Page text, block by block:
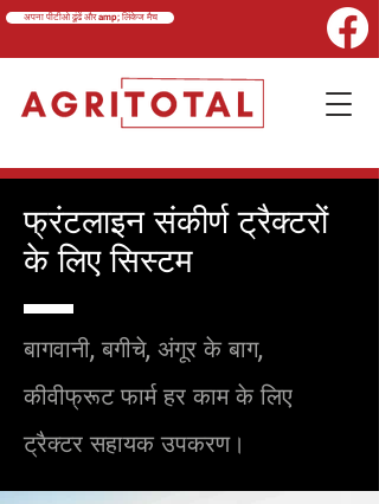
अपना पीटीओ ढूंढें और amp; लिंकेज मैच
फ्रंटलाइनसंकीर्ण ट्रैक्टरों
के लिए सिस्टम
बागवानी, बगीचे, अंगूर के बाग,
कीवीफ्रूट फार्म हर काम के लिए
ट्रैक्टर सहायक उपकरण।